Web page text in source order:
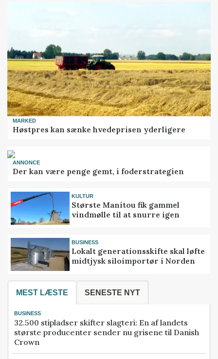
MARKED
Høstpres kan sænke hvedeprisen yderligere
ANNONCE
Der kan være penge gemt, i foderstrategien
KULTUR
Største Manitou fik gammel
vindmølle til at snurre igen
BUSINESS
Lokalt generationsskifte skal løfte
midtjysk siloimportør i Norden
MEST LÆSTE SENESTE NYT
BUSINESS
32.500 stipladser skifter slagteri: En af landets
største producenter sender nu grisene til Danish
Crown